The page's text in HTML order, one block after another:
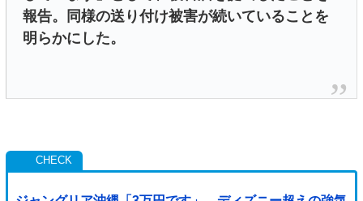
報告。同様の送り付け被害が続いていることを
明らかにした。